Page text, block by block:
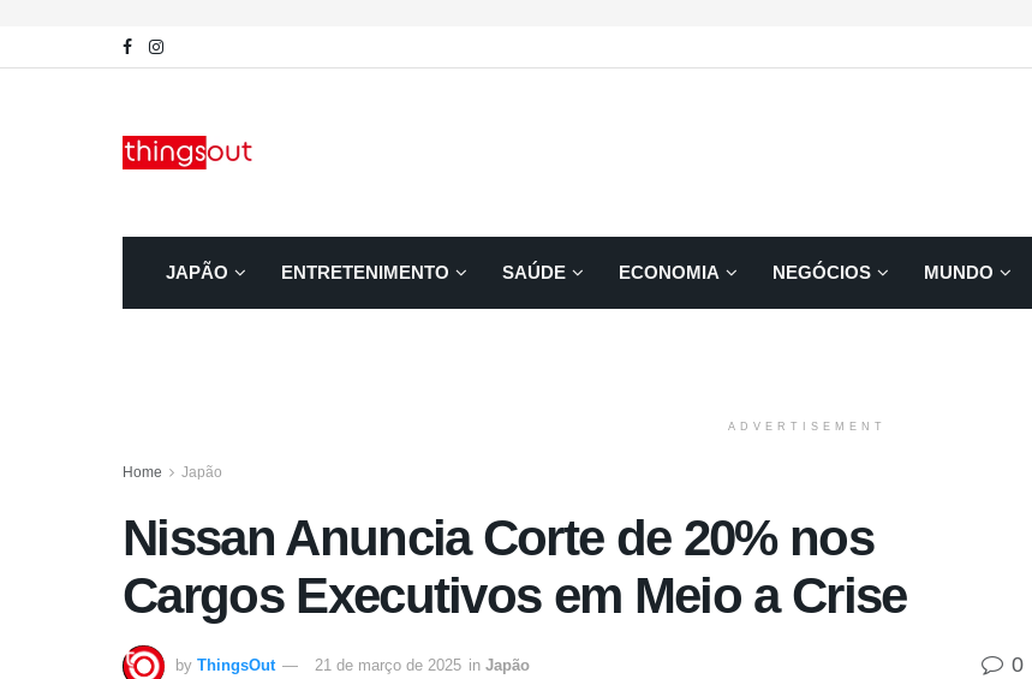
JAPÃO ENTRETENIMENTO SAÚDE ECONOMIA NEGÓCIOS MUNDO
ADVERTISEMENT
Home Japão
Nissan Anuncia Corte de 20% nos
Cargos Executivos em Meio a Crise
by ThingsOut 21 de março de 2025 in Japão 0